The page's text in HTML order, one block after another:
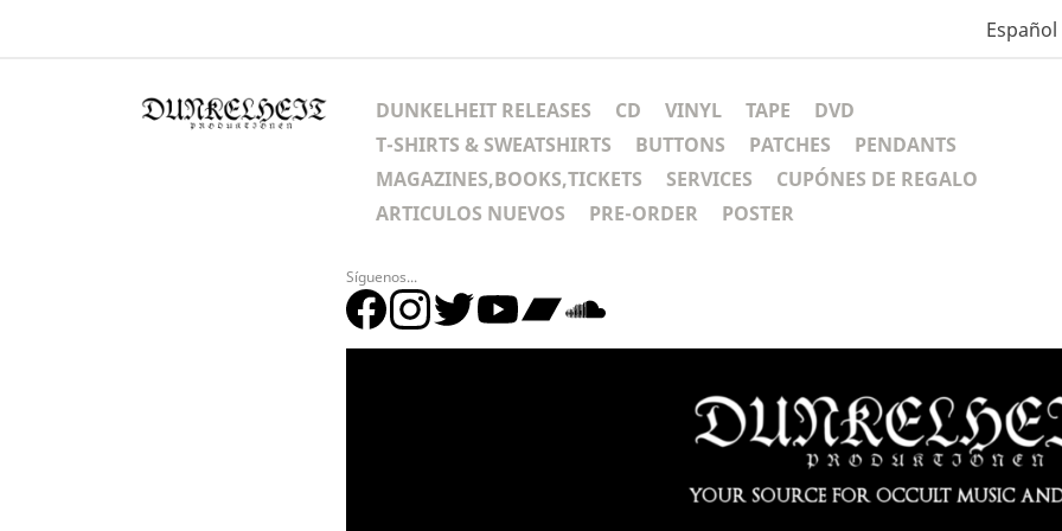
Español
DUNKELHEIT RELEASES CD VINYL TAPE
DVD
T-SHIRTS & SWEATSHIRTS
BUTTONS PATCHES
PENDANTS
MAGAZINES,BOOKS,TICKETS
SERVICES
CUPÓNES DE REGALO
ARTICULOS NUEVOS
PRE-ORDER POSTER
Síguenos...